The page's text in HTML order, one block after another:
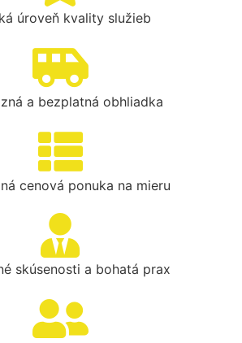
úroveň kvality služieb
a bezplatná obhliadka
cenová ponuka na mieru
skúsenosti a bohatá prax